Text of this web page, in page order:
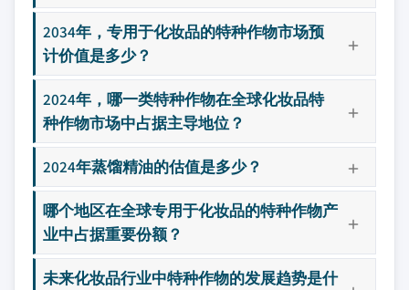
2034年，专用于化妆品的特种作物市场预
计价值是多少？
2024年，哪一类特种作物在全球化妆品特
种作物市场中占据主导地位？
2024年蒸馏精油的估值是多少？
哪个地区在全球专用于化妆品的特种作物产
业中占据重要份额？
未来化妆品行业中特种作物的发展趋势是什